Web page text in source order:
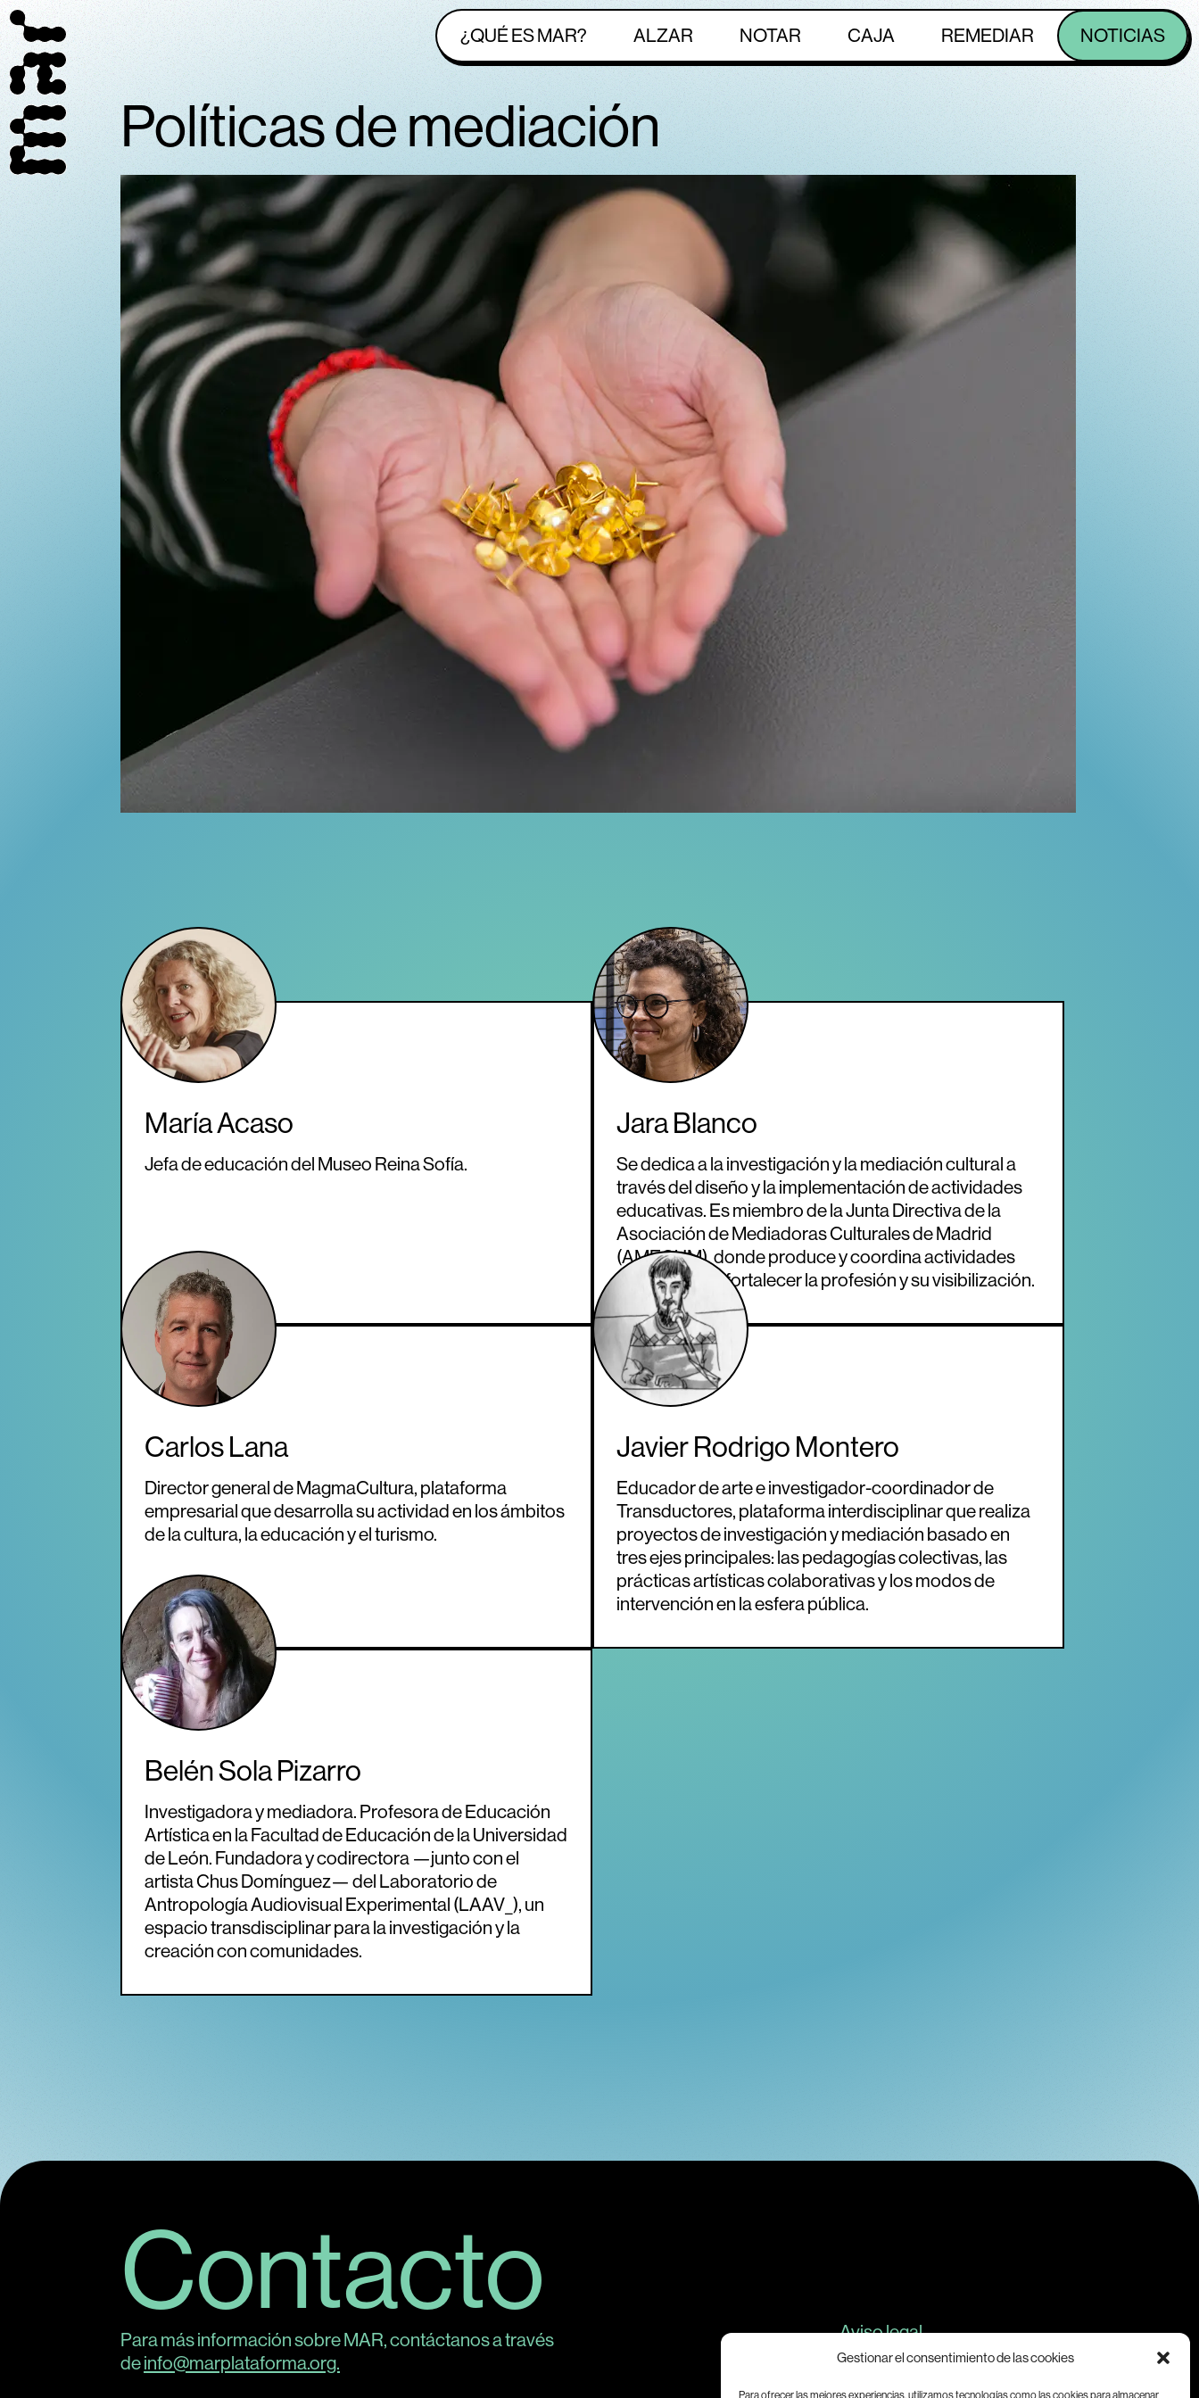
Gestionar el consentimiento de las cookies
Para ofrecer las mejores experiencias, utilizamos tecnologías como las cookies para almacenar
¿QUÉ ES MAR? ALZAR NOTAR CAJA REMEDIAR NOTICIAS
Políticas de mediación
María Acaso
Jefa de educación del Museo Reina Sofía.
Jara Blanco
Se dedica a la investigación y la mediación cultural a
través del diseño y la implementación de actividades
educativas. Es miembro de la Junta Directiva de la
Asociación de Mediadoras Culturales de Madrid
(AMECUM), donde produce y coordina actividades
públicas para fortalecer la profesión y su visibilización.
Carlos Lana
Director general de MagmaCultura, plataforma
empresarial que desarrolla su actividad en los ámbitos
de la cultura, la educación y el turismo.
Javier Rodrigo Montero
Educador de arte e investigador-coordinador de
Transductores, plataforma interdisciplinar que realiza
proyectos de investigación y mediación basado en
tres ejes principales: las pedagogías colectivas, las
prácticas artísticas colaborativas y los modos de
intervención en la esfera pública.
Belén Sola Pizarro
Investigadora y mediadora. Profesora de Educación
Artística en la Facultad de Educación de la Universidad
de León. Fundadora y codirectora ­—junto con el
artista Chus Domínguez— del Laboratorio de
Antropología Audiovisual Experimental (LAAV_), un
espacio transdisciplinar para la investigación y la
creación con comunidades.
Contacto
Para más información sobre MAR, contáctanos a través
deinfo@marplataforma.org.
Aviso legal